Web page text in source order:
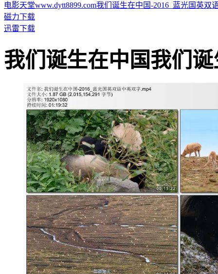
电影天堂www.dytt8899.com我们诞生在中国-2016_蓝光国英双
磁力下载
迅雷下载
我们诞生在中国我们诞